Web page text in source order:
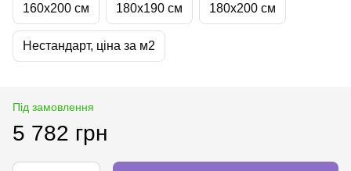
160х200 см 180х190 см 180х200 см
Нестандарт, ціна за м2
Під замовлення
5 782 грн